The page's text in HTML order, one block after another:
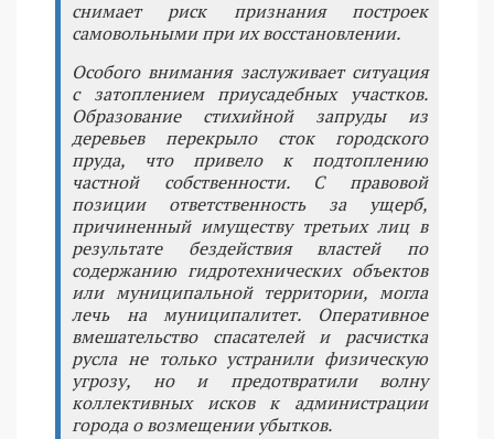
снимает риск признания построек
самовольными при их восстановлении.
Особого внимания заслуживает ситуация
с затоплением приусадебных участков.
Образование стихийной запруды из
деревьев перекрыло сток городского
пруда, что привело к подтоплению
частной собственности. С правовой
позиции ответственность за ущерб,
причиненный имуществу третьих лиц в
результате бездействия властей по
содержанию гидротехнических объектов
или муниципальной территории, могла
лечь на муниципалитет. Оперативное
вмешательство спасателей и расчистка
русла не только устранили физическую
угрозу, но и предотвратили волну
коллективных исков к администрации
города о возмещении убытков.